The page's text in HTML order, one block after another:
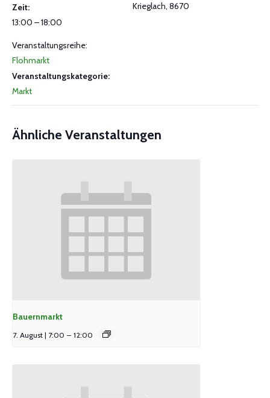
Zeit:
13:00 – 18:00
Veranstaltungsreihe:
Flohmarkt
Veranstaltungskategorie:
Markt
Krieglach, 8670
Ähnliche Veranstaltungen
Bauernmarkt
7. August | 7:00 – 12:00